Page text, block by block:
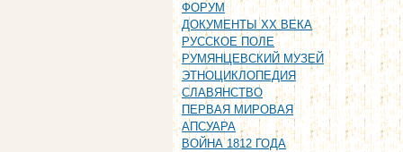
ФОРУМ
ДОКУМЕНТЫ XX ВЕКА
РУССКОЕ ПОЛЕ
РУМЯНЦЕВСКИЙ МУЗЕЙ
ЭТНОЦИКЛОПЕДИЯ
СЛАВЯНСТВО
ПЕРВАЯ МИРОВАЯ
АПСУАРА
ВОЙНА 1812 ГОДА